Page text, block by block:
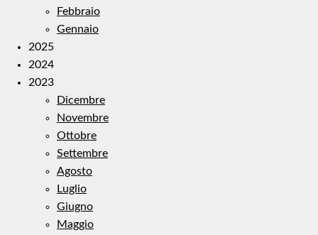
Febbraio
Gennaio
2025
2024
2023
Dicembre
Novembre
Ottobre
Settembre
Agosto
Luglio
Giugno
Maggio